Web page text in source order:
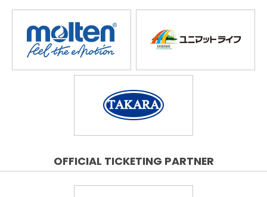
OFFICIAL TICKETING PARTNER